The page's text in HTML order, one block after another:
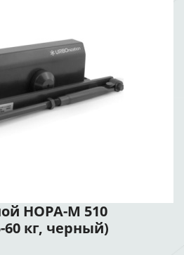
НОРА-М 510
60 кг, черный)